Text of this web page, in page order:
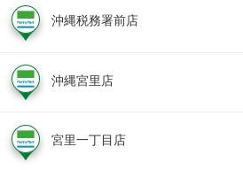
沖縄税務署前店
沖縄宮里店
宮里一丁目店